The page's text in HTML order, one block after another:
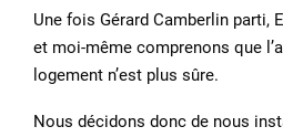
Une fois Gérard Camberlin parti,
et moi-même comprenons que
logement n’est plus sûre.
Nous décidons donc de nous